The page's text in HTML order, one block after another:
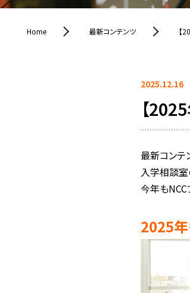
Home 最新コンテンツ 【
2025.12.16
【
最新コンテ
入学相談室
今年もNCC
2025年